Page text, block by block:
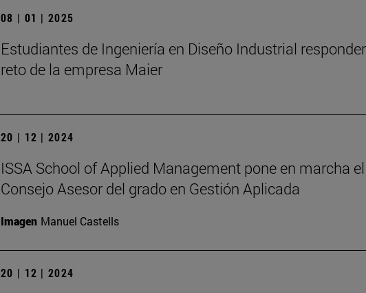
08 | 01 | 2025
Estudiantes de Ingeniería en Diseño Industrial
reto de la empresa Maier
20 | 12 | 2024
ISSA School of Applied Management pone en marcha el
Consejo Asesor del grado en Gestión Aplicada
Imagen Manuel Castells
20 | 12 | 2024